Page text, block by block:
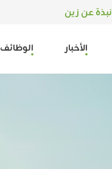
نبذة عن زين
الأخبار الوظائف